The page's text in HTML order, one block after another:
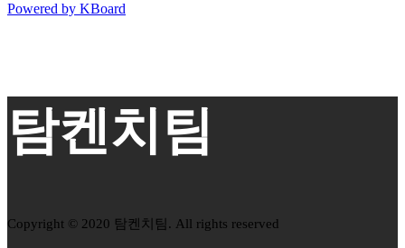
Powered by KBoard
탐켄치팀
Copyright © 2020 탐켄치팀. All rights reserved